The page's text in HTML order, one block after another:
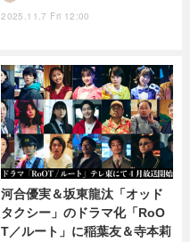
2025.11.7 Fri 12:00
河合優実＆坂東龍汰「オッド
タクシー」のドラマ化「RoO
T／ルート」に稲葉友＆寺本莉